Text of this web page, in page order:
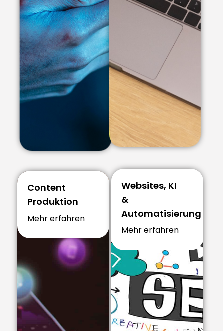
Content
Produktion
Mehr erfahren
Websites, KI
&
Automatisierung
Mehr erfahren